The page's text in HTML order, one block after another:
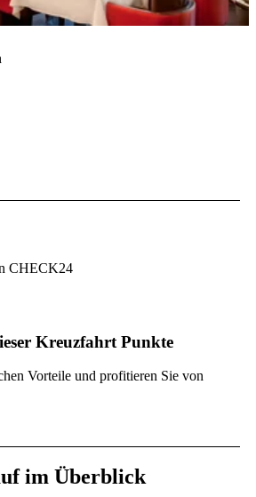
CHECK24
Kreuzfahrt Punkte
Vorteile und profitieren Sie von
im Überblick